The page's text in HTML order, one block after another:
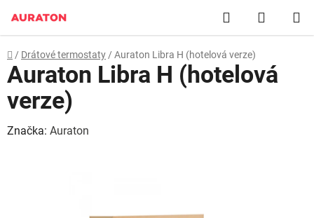
na
obsah
Hledat
KOŠÍK
Domů
/ Drátové termostaty / Auraton Libra H (hotelová verze)
Auraton Libra H (hotelová
verze)
Značka: Auraton